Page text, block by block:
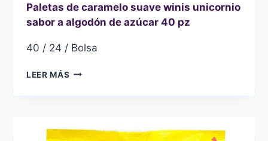
Paletas de caramelo suave winis unicornio
sabor a algodón de azúcar 40 pz
40 / 24 / Bolsa
LEER MÁS PALETAS
UNICORNIO